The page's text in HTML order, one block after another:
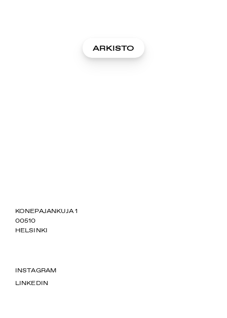
ARKISTO
SUOMIAREENA
KONEPAJANKUJA 1
00510
HELSINKI
INSTAGRAM
LINKEDIN